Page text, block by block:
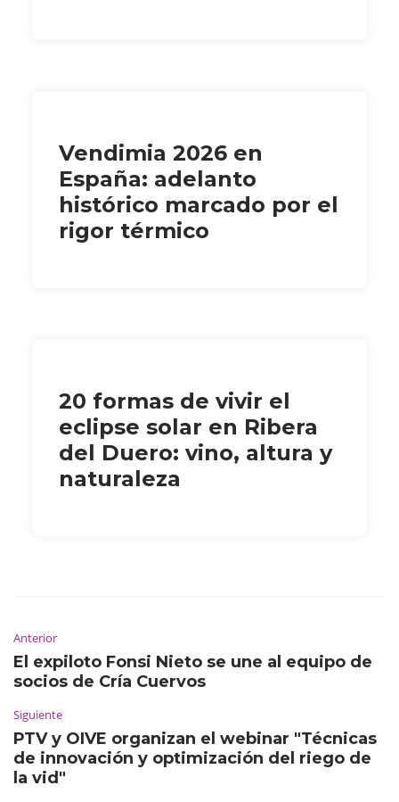
Vendimia 2026 en
España: adelanto
histórico marcado por el
rigor térmico
20 formas de vivir el
eclipse solar en Ribera
del Duero: vino, altura y
naturaleza
Anterior
El expiloto Fonsi Nieto se une al equipo de
socios de Cría Cuervos
Siguiente
PTV y OIVE organizan el webinar "Técnicas
de innovación y optimización del riego de
la vid"